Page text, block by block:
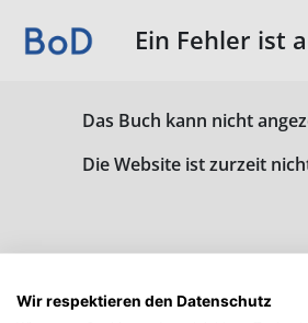
Ein Fehler ist
Das Buch kann nicht
Die Website ist zurzeit
Wir respektieren den Datenschutz